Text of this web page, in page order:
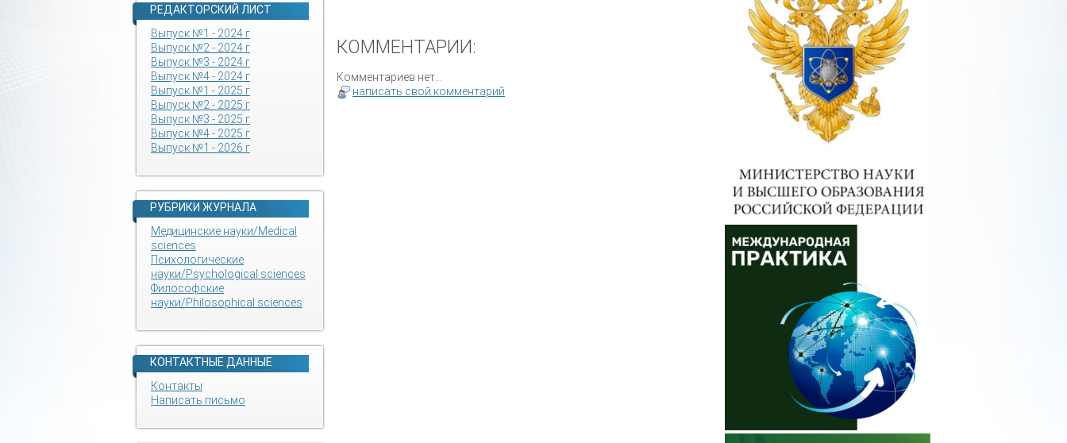
РЕДАКТОРСКИЙ ЛИСТ
Выпуск №1 - 2024 г
Выпуск №2 - 2024 г
Выпуск №3 - 2024 г
Выпуск №4 - 2024 г
Выпуск №1 - 2025 г
Выпуск №2 - 2025 г
Выпуск №3 - 2025 г
Выпуск №4 - 2025 г
Выпуск №1 - 2026 г
РУБРИКИ ЖУРНАЛА
Медицинские науки/Medical
sciences
Психологические
науки/Psychological sciences
Философские
науки/Philosophical sciences
КОНТАКТНЫЕ ДАННЫЕ
Контакты
Написать письмо
КОММЕНТАРИИ:
Комментариев нет...
написать свой комментарий